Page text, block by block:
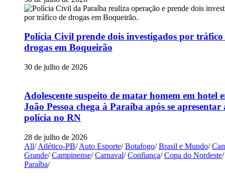
Polícia Civil prende dois investigados por tráfico
drogas em Boqueirão
30 de julho de 2026
Adolescente suspeito de matar homem em hotel
João Pessoa chega à Paraíba após se apresentar
polícia no RN
28 de julho de 2026
All/ Atlético-PB/ Auto Esporte/ Botafogo/ Brasil e Mundo/
Grande/ Campinense/ Carnaval/ Confiança/ Copa do Nordeste/
Paraíba/